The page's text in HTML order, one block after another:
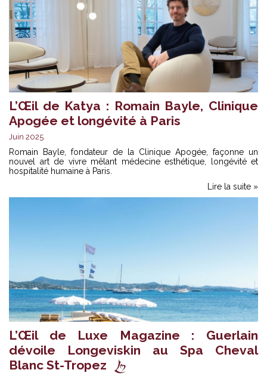
L’Œil de Katya : Romain Bayle, Clinique
Apogée et longévité à Paris
Juin 2025
Romain Bayle, fondateur de la Clinique Apogée, façonne un
nouvel art de vivre mêlant médecine esthétique, longévité et
hospitalité humaine à Paris.
Lire la suite »
L’Œil de Luxe Magazine : Guerlain
dévoile Longeviskin au Spa Cheval
Blanc St-Tropez